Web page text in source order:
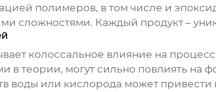
полимеров, в том числе и
сложностями. Каждый продукт –
колоссальное влияние на процесс
в теории, могут сильно повлиять
воды или кислорода может